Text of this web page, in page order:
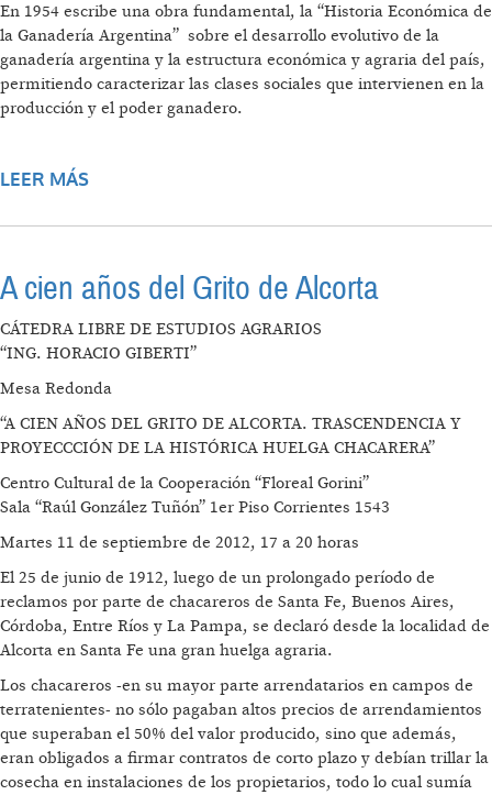
En 1954 escribe una obra fundamental, la “Historia Económica de
la Ganadería Argentina” sobre el desarrollo evolutivo de la
ganadería argentina y la estructura económica y agraria del país,
permitiendo caracterizar las clases sociales que intervienen en la
producción y el poder ganadero.
LEER MÁS
A cien años del Grito de Alcorta
CÁTEDRA LIBRE DE ESTUDIOS AGRARIOS
“ING. HORACIO GIBERTI”
Mesa Redonda
“A CIEN AÑOS DEL GRITO DE ALCORTA. TRASCENDENCIA Y
PROYECCCIÓN DE LA HISTÓRICA HUELGA CHACARERA”
Centro Cultural de la Cooperación “Floreal Gorini”
Sala “Raúl González Tuñón” 1er Piso Corrientes 1543
Martes 11 de septiembre de 2012, 17 a 20 horas
El 25 de junio de 1912, luego de un prolongado período de
reclamos por parte de chacareros de Santa Fe, Buenos Aires,
Córdoba, Entre Ríos y La Pampa, se declaró desde la localidad de
Alcorta en Santa Fe una gran huelga agraria.
Los chacareros -en su mayor parte arrendatarios en campos de
terratenientes- no sólo pagaban altos precios de arrendamientos
que superaban el 50% del valor producido, sino que además,
eran obligados a firmar contratos de corto plazo y debían trillar la
cosecha en instalaciones de los propietarios, todo lo cual sumía